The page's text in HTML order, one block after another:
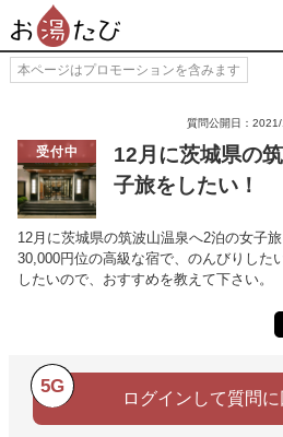
本ページはプロモーションを含みます
質問公開日：
受付中
12月に茨城県の
子旅をしたい！
12月に茨城県の筑波山温泉へ2泊の女子
30,000円位の高級な宿で、のんびりした
したいので、おすすめを教えて下さい。
5G
ログインして質問